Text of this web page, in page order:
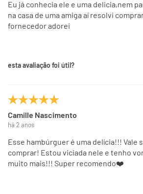
Eu já conhecia ele e uma delicia,nem
na casa de uma amiga aí resolvi
fornecedor adorei
esta avaliação foi útil?
Camille Nascimento
há 2 anos
Esse hambúrguer é uma delícia!!! Vale
comprar! Estou viciada nele e tenho
muito mais!!! Super recomendo❤️